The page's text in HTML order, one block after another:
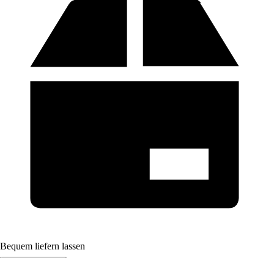
Bequem liefern lassen